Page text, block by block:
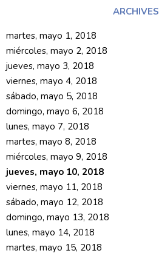
ARCHIVES
martes, mayo 1, 2018
miércoles, mayo 2, 2018
jueves, mayo 3, 2018
viernes, mayo 4, 2018
sábado, mayo 5, 2018
domingo, mayo 6, 2018
lunes, mayo 7, 2018
martes, mayo 8, 2018
miércoles, mayo 9, 2018
jueves, mayo 10, 2018
viernes, mayo 11, 2018
sábado, mayo 12, 2018
domingo, mayo 13, 2018
lunes, mayo 14, 2018
martes, mayo 15, 2018